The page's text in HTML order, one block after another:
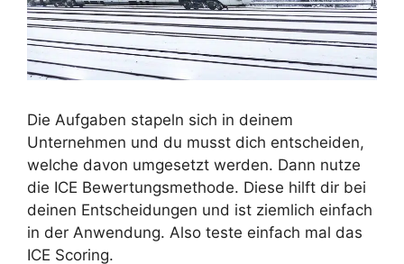
Die Aufgaben stapeln sich in deinem
Unternehmen und du musst dich entscheiden,
welche davon umgesetzt werden. Dann nutze
die ICE Bewertungsmethode. Diese hilft dir bei
deinen Entscheidungen und ist ziemlich einfach
in der Anwendung. Also teste einfach mal das
ICE Scoring.